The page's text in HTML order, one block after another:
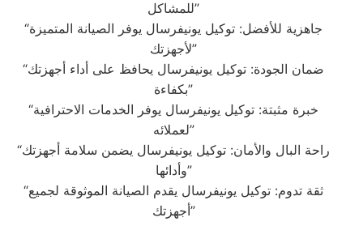
للمشاكل”
“جاهزية للأفضل: توكيل يونيفرسال يوفر الصيانة المتميزة
لأجهزتك”
“ضمان الجودة: توكيل يونيفرسال يحافظ على أداء أجهزتك
بكفاءة”
“خبرة مثبتة: توكيل يونيفرسال يوفر الخدمات الاحترافية
لعملائه”
“راحة البال والأمان: توكيل يونيفرسال يضمن سلامة أجهزتك
وأدائها”
“ثقة تدوم: توكيل يونيفرسال يقدم الصيانة الموثوقة لجميع
أجهزتك”